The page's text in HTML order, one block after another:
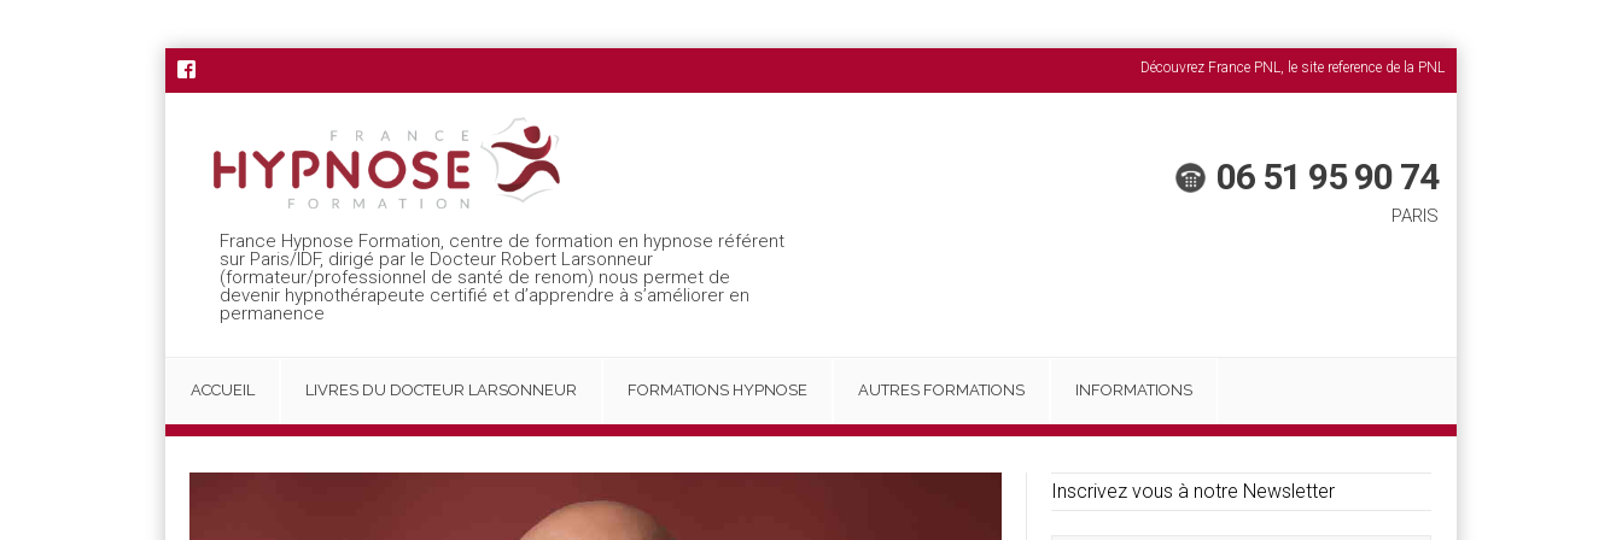
Découvrez France PNL, le site reference de la PNL
France Hypnose Formation, centre de formation en hypnose référent
sur Paris/IDF, dirigé par le Docteur Robert Larsonneur
(formateur/professionnel de santé de renom) nous permet de
devenir hypnothérapeute certifié et d’apprendre à s’améliorer en
permanence
06 51 95 90 74
PARIS
ACCUEIL LIVRES DU DOCTEUR LARSONNEUR FORMATIONS HYPNOSE AUTRES FORMATIONS INFORMATIONS
Inscrivez vous à notre Newsletter